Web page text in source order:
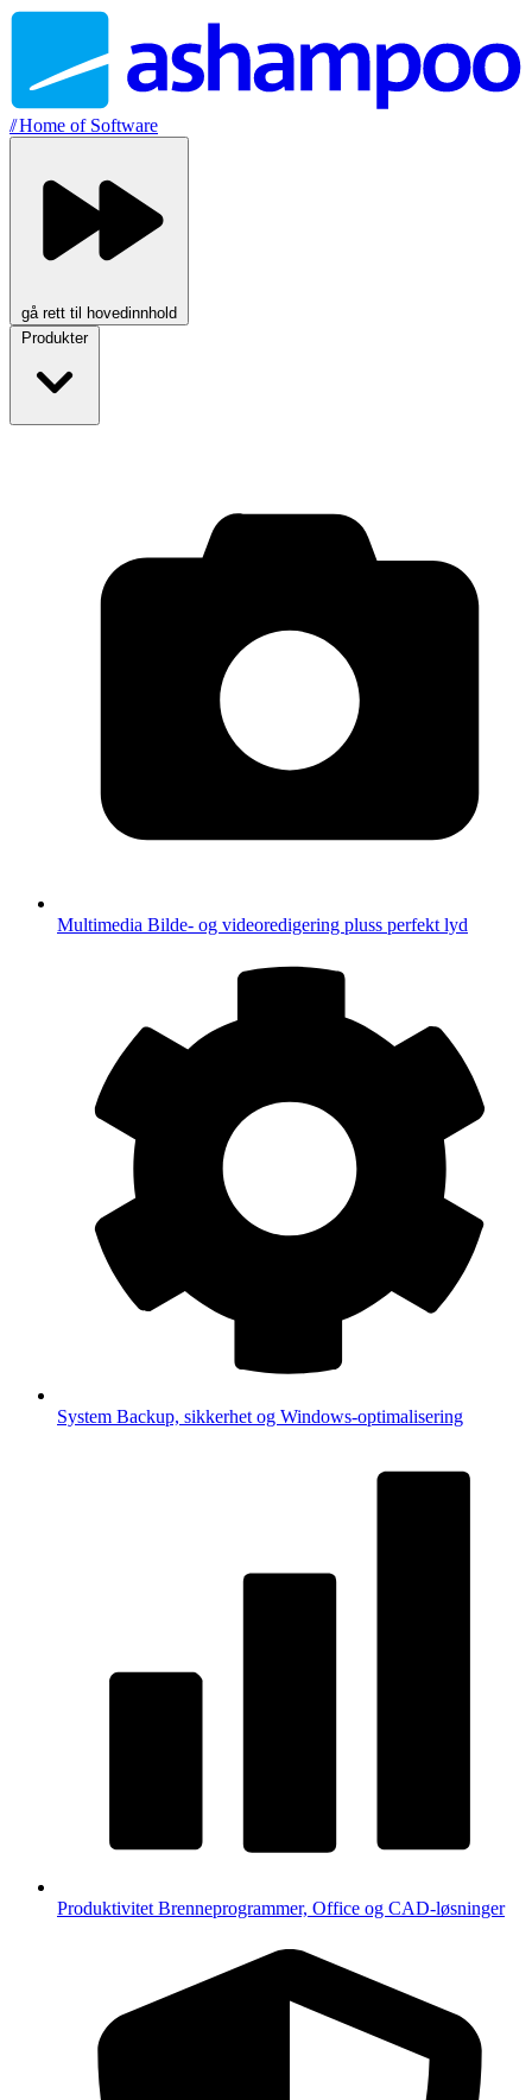
//Home of Software
gå rett til hovedinnhold
Produkter
Multimedia Bilde- og videoredigering pluss perfekt lyd
System Backup, sikkerhet og Windows-optimalisering
Produktivitet Brenneprogrammer, Office og CAD-løsninger